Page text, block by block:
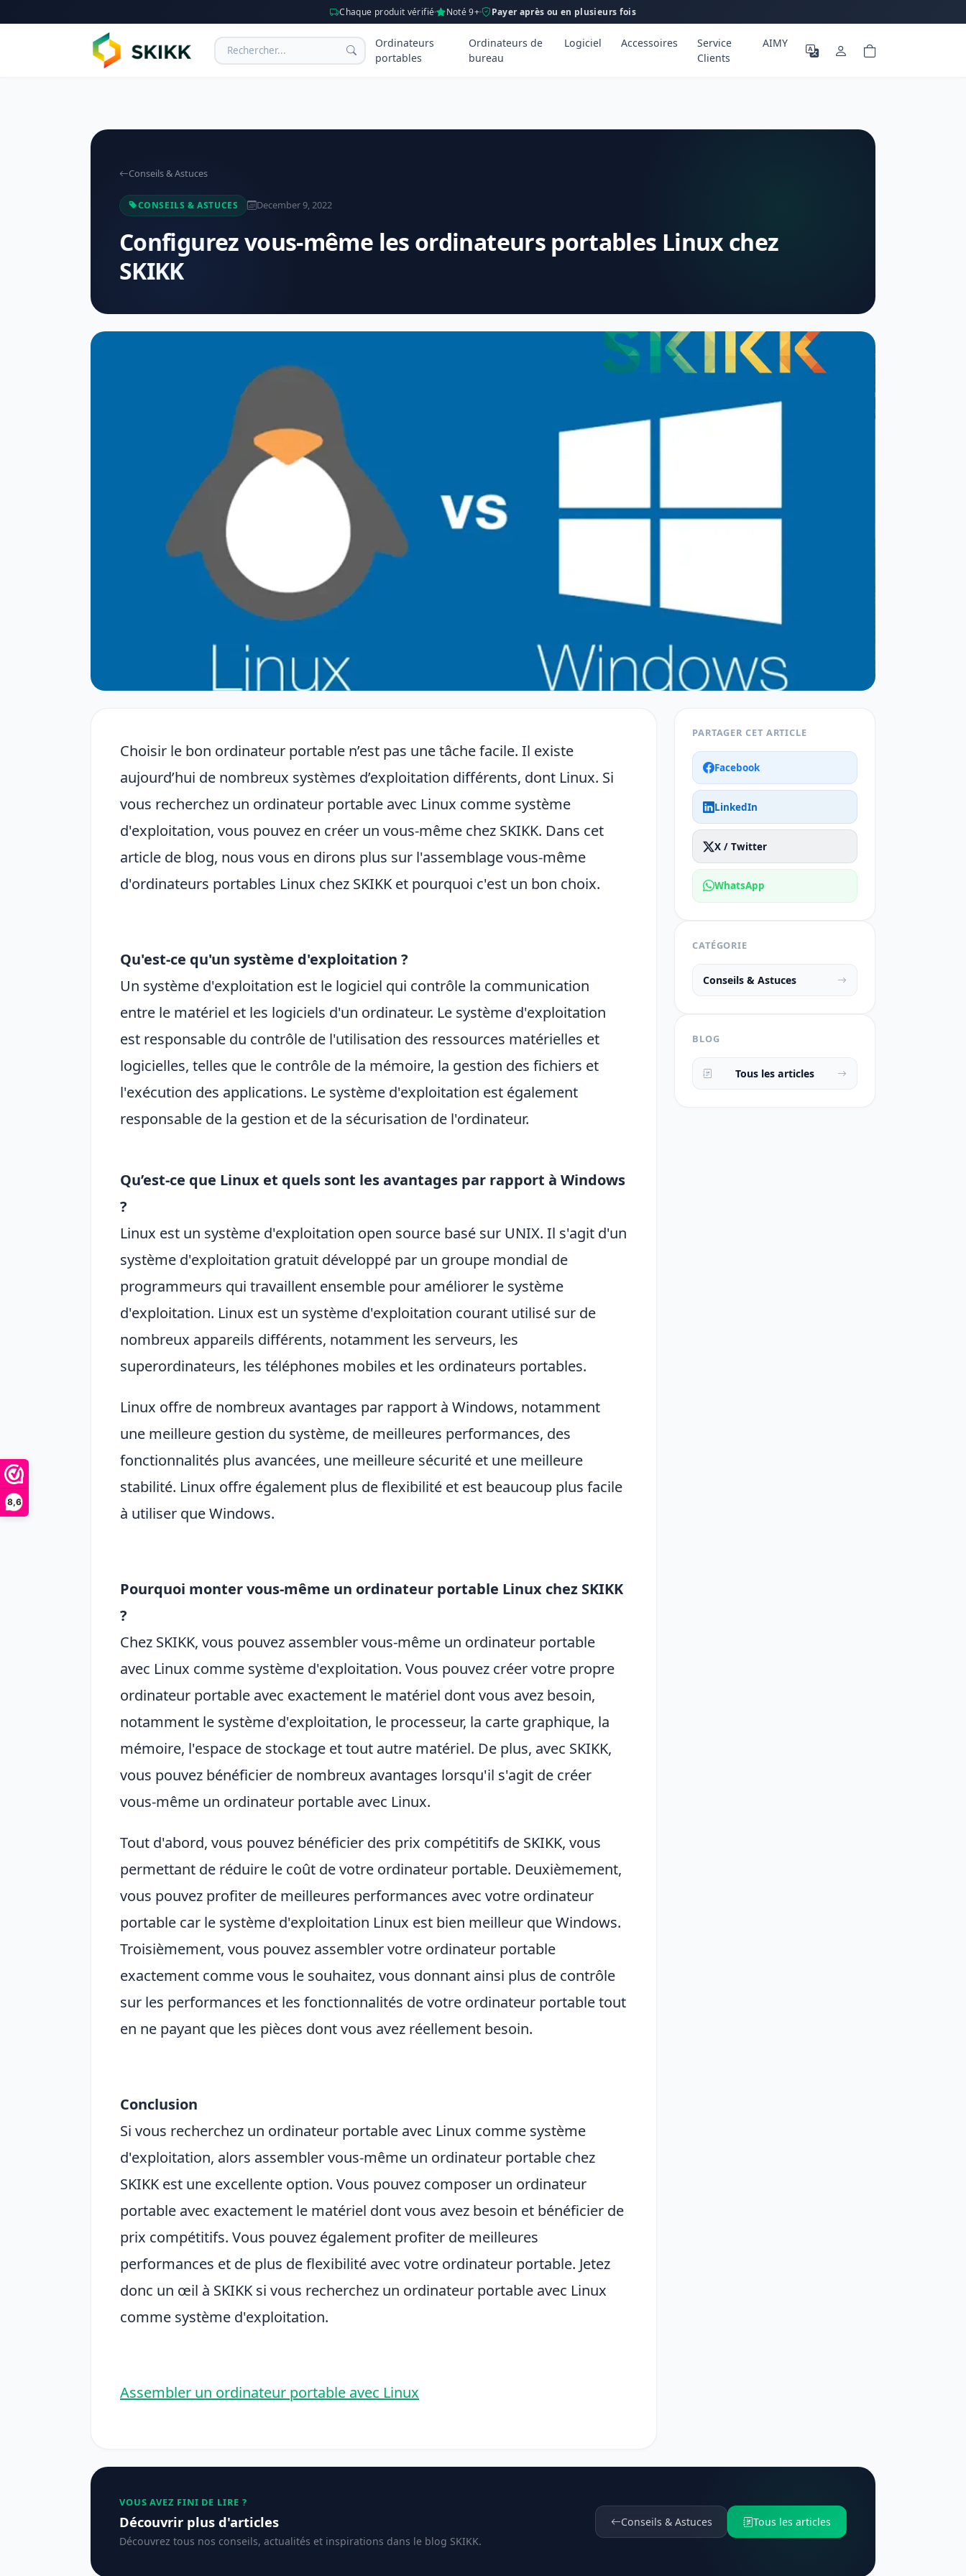
8,6
Chaque produit vérifié Noté 9+ Payer après ou en plusieurs fois
Ordinateurs
portables
Ordinateurs de
bureau
Logiciel Accessoires
Service
Clients
AIMY
Conseils & Astuces
CONSEILS & ASTUCES December 9, 2022
Configurez vous-même les ordinateurs portables Linux chez
SKIKK
Choisir le bon ordinateur portable n’est pas une tâche facile. Il existe
aujourd’hui de nombreux systèmes d’exploitation différents, dont Linux. Si
vous recherchez un ordinateur portable avec Linux comme système
d'exploitation, vous pouvez en créer un vous-même chez SKIKK. Dans cet
article de blog, nous vous en dirons plus sur l'assemblage vous-même
d'ordinateurs portables Linux chez SKIKK et pourquoi c'est un bon choix.
Qu'est-ce qu'un système d'exploitation ?
Un système d'exploitation est le logiciel qui contrôle la communication
entre le matériel et les logiciels d'un ordinateur. Le système d'exploitation
est responsable du contrôle de l'utilisation des ressources matérielles et
logicielles, telles que le contrôle de la mémoire, la gestion des fichiers et
l'exécution des applications. Le système d'exploitation est également
responsable de la gestion et de la sécurisation de l'ordinateur.
Qu’est-ce que Linux et quels sont les avantages par rapport à Windows
?
Linux est un système d'exploitation open source basé sur UNIX. Il s'agit d'un
système d'exploitation gratuit développé par un groupe mondial de
programmeurs qui travaillent ensemble pour améliorer le système
d'exploitation. Linux est un système d'exploitation courant utilisé sur de
nombreux appareils différents, notamment les serveurs, les
superordinateurs, les téléphones mobiles et les ordinateurs portables.
Linux offre de nombreux avantages par rapport à Windows, notamment
une meilleure gestion du système, de meilleures performances, des
fonctionnalités plus avancées, une meilleure sécurité et une meilleure
stabilité. Linux offre également plus de flexibilité et est beaucoup plus facile
à utiliser que Windows.
Pourquoi monter vous-même un ordinateur portable Linux chez SKIKK
?
Chez SKIKK, vous pouvez assembler vous-même un ordinateur portable
avec Linux comme système d'exploitation. Vous pouvez créer votre propre
ordinateur portable avec exactement le matériel dont vous avez besoin,
notamment le système d'exploitation, le processeur, la carte graphique, la
mémoire, l'espace de stockage et tout autre matériel. De plus, avec SKIKK,
vous pouvez bénéficier de nombreux avantages lorsqu'il s'agit de créer
vous-même un ordinateur portable avec Linux.
Tout d'abord, vous pouvez bénéficier des prix compétitifs de SKIKK, vous
permettant de réduire le coût de votre ordinateur portable. Deuxièmement,
vous pouvez profiter de meilleures performances avec votre ordinateur
portable car le système d'exploitation Linux est bien meilleur que Windows.
Troisièmement, vous pouvez assembler votre ordinateur portable
exactement comme vous le souhaitez, vous donnant ainsi plus de contrôle
sur les performances et les fonctionnalités de votre ordinateur portable tout
en ne payant que les pièces dont vous avez réellement besoin.
Conclusion
Si vous recherchez un ordinateur portable avec Linux comme système
d'exploitation, alors assembler vous-même un ordinateur portable chez
SKIKK est une excellente option. Vous pouvez composer un ordinateur
portable avec exactement le matériel dont vous avez besoin et bénéficier de
prix compétitifs. Vous pouvez également profiter de meilleures
performances et de plus de flexibilité avec votre ordinateur portable. Jetez
donc un œil à SKIKK si vous recherchez un ordinateur portable avec Linux
comme système d'exploitation.
Assembler un ordinateur portable avec Linux
PARTAGER CET ARTICLE
Facebook
LinkedIn
X / Twitter
WhatsApp
CATÉGORIE
Conseils & Astuces
BLOG
Tous les articles
VOUS AVEZ FINI DE LIRE ?
Découvrir plus d'articles
Découvrez tous nos conseils, actualités et inspirations dans le blog SKIKK.
Conseils & Astuces Tous les articles